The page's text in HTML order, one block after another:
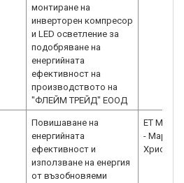
монтиране на
инверторен компресор
и LED осветление за
подобряване на
енергийната
ефективност на
производството на
"ФЛЕЙМ ТРЕЙД" ЕООД
Повишаване на
енергийната
ефективност и
използване на енергия
от възобновяеми
ЕТ Мери
- Мария